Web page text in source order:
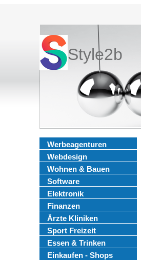
Style2b
Werbeagenturen
Webdesign
Wohnen & Bauen
Software
Elektronik
Finanzen
Ärzte Kliniken
Sport Freizeit
Essen & Trinken
Einkaufen - Shops